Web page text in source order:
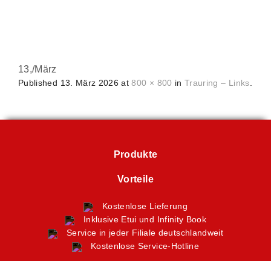
13,/März
Published 13. März 2026 at800 × 800 inTrauring – Links.
Produkte
Vorteile
Kostenlose Lieferung
Inklusive Etui und Infinity Book
Service in jeder Filiale deutschlandweit
Kostenlose Service-Hotline